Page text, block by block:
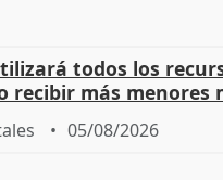
todos los
recibir más menores
05/08/2026